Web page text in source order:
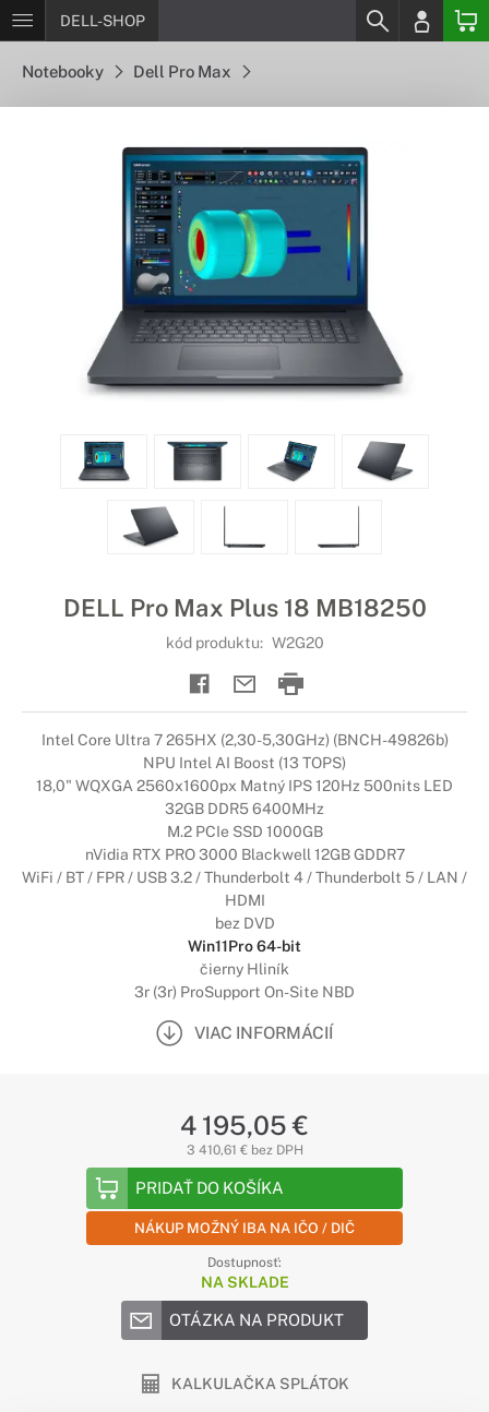
DELL-SHOP
Notebooky Dell Pro Max
DELL Pro Max Plus 18 MB18250
kód produktu: W2G20
Intel Core Ultra 7 265HX (2,30-5,30GHz) (BNCH-49826b)
NPU Intel AI Boost (13 TOPS)
18,0" WQXGA 2560x1600px Matný IPS 120Hz 500nits LED
32GB DDR5 6400MHz
M.2 PCIe SSD 1000GB
nVidia RTX PRO 3000 Blackwell 12GB GDDR7
WiFi / BT / FPR / USB 3.2 / Thunderbolt 4 / Thunderbolt 5 / LAN /
HDMI
bez DVD
Win11Pro 64-bit
čierny Hliník
3r (3r) ProSupport On-Site NBD
VIAC INFORMÁCIÍ
4 195,05 €
3 410,61 € bez DPH
PRIDAŤ DO KOŠÍKA
NÁKUP MOŽNÝ IBA NA IČO / DIČ
Dostupnosť:
NA SKLADE
OTÁZKA NA PRODUKT
KALKULAČKA SPLÁTOK